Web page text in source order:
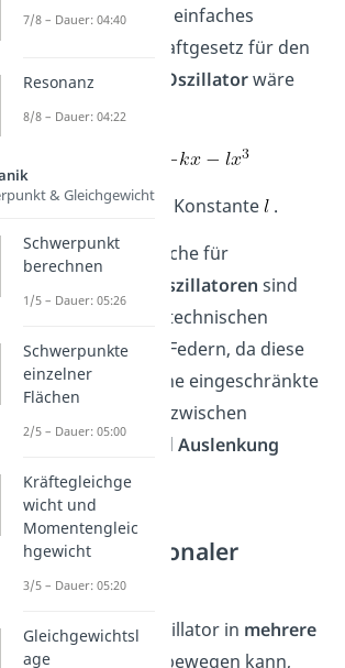
Potenzen von . Ein einfaches
symmetrisches Kraftgesetz für den
anharmonischen Oszillatorwäre
zum Beispiel:
Mit einer weiteren Konstante .
Anwendungsbereiche für
anharmonische Oszillatoren sind
unter anderem in technischen
Geräten verbaute Federn, da diese
im Allgemeinen eine eingeschränkte
lineare Beziehung zwischen
Rückstellkraft
und Auslenkung
aufweisen.
Mehrdimensionaler
Oszillator
Wenn sich der Oszillator in mehrere
Raumrichtungen
bewegen kann,
7/8 – Dauer: 04:40
Resonanz
8/8 – Dauer: 04:22
& Gleichgewicht
Schwerpunkt
berechnen
1/5 – Dauer: 05:26
Schwerpunkte
einzelner
Flächen
2/5 – Dauer: 05:00
Kräftegleichge
wicht und
Momentengleic
hgewicht
3/5 – Dauer: 05:20
Gleichgewichtsl
age